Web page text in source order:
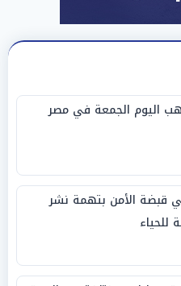
اليوم الجمعة في مصر
قبضة الأمن بتهمة نشر